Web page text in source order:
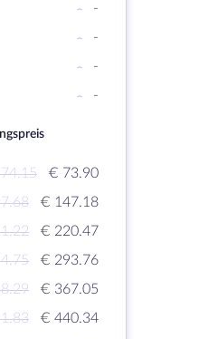
-
-
-
-
-
-
- -
€ 73.90
€ 147.18
€ 220.47
€ 293.76
€ 367.05
€ 440.34